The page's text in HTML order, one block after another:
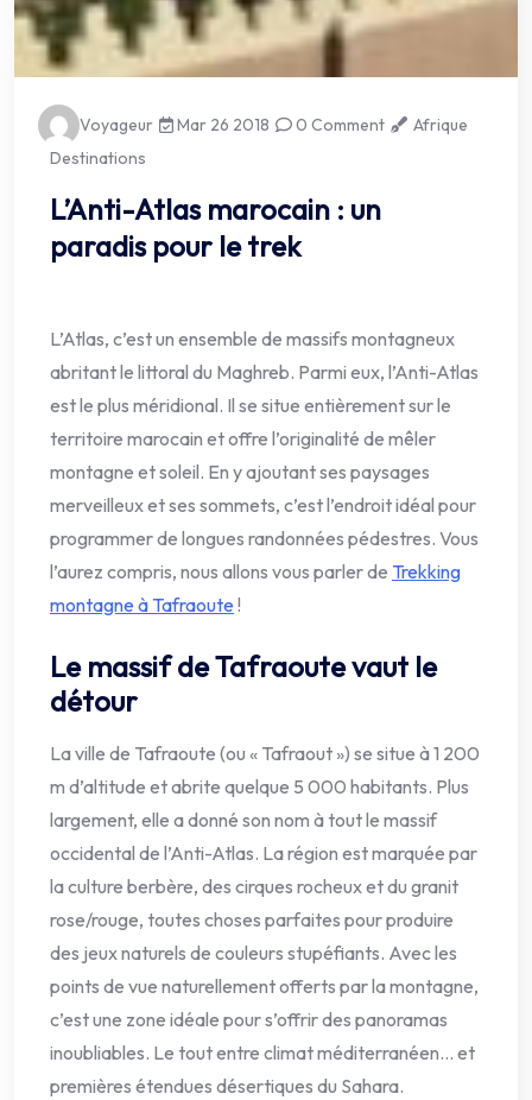
Voyageur Mar 26 2018 0 Comment
Afrique
Destinations
L’Anti-Atlas marocain : un
paradis pour le trek
L’Atlas, c’est un ensemble de massifs montagneux
abritant le littoral du Maghreb. Parmi eux, l’Anti-Atlas
est le plus méridional. Il se situe entièrement sur le
territoire marocain et offre l’originalité de mêler
montagne et soleil. En y ajoutant ses paysages
merveilleux et ses sommets, c’est l’endroit idéal pour
programmer de longues randonnées pédestres. Vous
l’aurez compris, nous allons vous parler de Trekking
montagne à Tafraoute !
Le massif de Tafraoute vaut le
détour
La ville de Tafraoute (ou « Tafraout ») se situe à 1 200
m d’altitude et abrite quelque 5 000 habitants. Plus
largement, elle a donné son nom à tout le massif
occidental de l’Anti-Atlas. La région est marquée par
la culture berbère, des cirques rocheux et du granit
rose/rouge, toutes choses parfaites pour produire
des jeux naturels de couleurs stupéfiants. Avec les
points de vue naturellement offerts par la montagne,
c’est une zone idéale pour s’offrir des panoramas
inoubliables. Le tout entre climat méditerranéen… et
premières étendues désertiques du Sahara.